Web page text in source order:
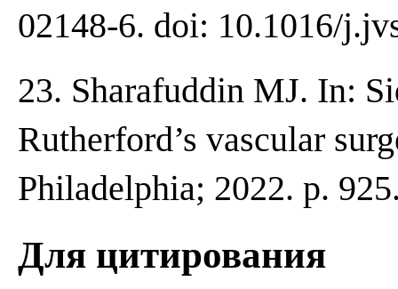
02148-6. doi: 10.1016/
23. Sharafuddin MJ. In:
Rutherford’s vascular
Philadelphia; 2022. p.
Для цитирования